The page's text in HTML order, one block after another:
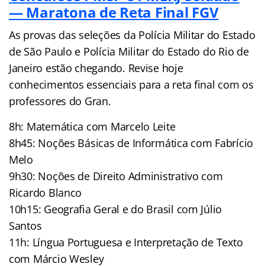
— Maratona de Reta Final FGV
As provas das seleções da Polícia Militar do Estado
de São Paulo e Polícia Militar do Estado do Rio de
Janeiro estão chegando. Revise hoje
conhecimentos essenciais para a reta final com os
professores do Gran.
8h: Matemática com Marcelo Leite
8h45: Noções Básicas de Informática com Fabrício
Melo
9h30: Noções de Direito Administrativo com
Ricardo Blanco
10h15: Geografia Geral e do Brasil com Júlio
Santos
11h: Língua Portuguesa e Interpretação de Texto
com Márcio Wesley